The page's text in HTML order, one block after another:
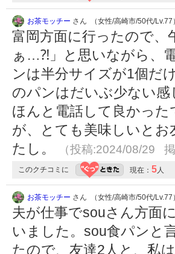
お茶モッチー さん （女性/高崎市/50代/Lv.77）
富岡方面に行ったので
ぁ…⁈」と思いながら、
ンは半分サイズが1個だ
のパンはだいぶ少ない
ほんと電話して良かっ
が、とても美味しいと
たし。
（投稿:2024/08/29
このクチコミに 現在： 5人
お茶モッチー さん （女性/高崎市/50代/Lv.77）
夫が仕事でsouさん方面
いました。sou食パンと
たので、友達2人と、私